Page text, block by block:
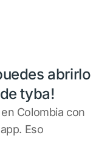
abrirlo
tyba!
Colombia con
Eso